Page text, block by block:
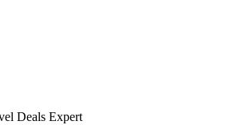
Deals Expert